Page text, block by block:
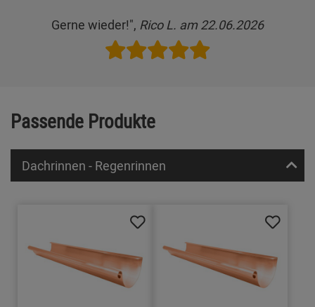
Gerne wieder!", Rico L. am 22.06.2026
Passende Produkte
Dachrinnen - Regenrinnen